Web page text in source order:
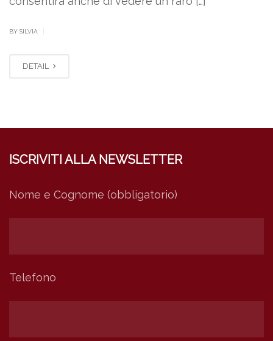
BY SILVIA
DETAIL
ISCRIVITI ALLA NEWSLETTER
Nome e Cognome (obbligatorio)
Telefono